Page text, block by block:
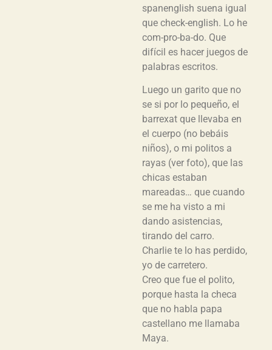
spanenglish suena igual
que check-english. Lo he
com-pro-ba-do. Que
difícil es hacer juegos de
palabras escritos.
Luego un garito que no
se si por lo pequeño, el
barrexat que llevaba en
el cuerpo (no bebáis
niños), o mi politos a
rayas (ver foto), que las
chicas estaban
mareadas… que cuando
se me ha visto a mi
dando asistencias,
tirando del carro.
Charlie te lo has perdido,
yo de carretero.
Creo que fue el polito,
porque hasta la checa
que no habla papa
castellano me llamaba
Maya.